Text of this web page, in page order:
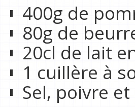
400g de
80g de
20cl de lait
1 cuillère à
Sel, poivre